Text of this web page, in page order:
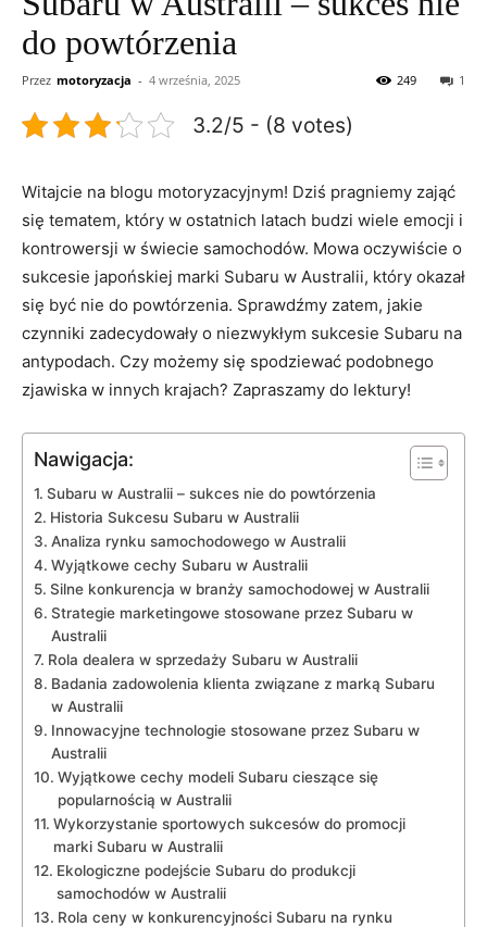
do powtórzenia
Przez motoryzacja - 4 września, 2025 1
249
3.2/5 - (8 votes)
Witajcie na blogu ‍motoryzacyjnym! Dziś pragniemy zająć
się tematem, który w ostatnich latach⁤ budzi wiele emocji i⁤
kontrowersji w świecie samochodów. Mowa oczywiście o
sukcesie japońskiej marki Subaru‌ w Australii,⁢ który ⁢okazał
się być ‌nie do powtórzenia. Sprawdźmy zatem, jakie
czynniki zadecydowały o niezwykłym sukcesie Subaru⁤ na
antypodach. Czy możemy⁣ się spodziewać podobnego
zjawiska w innych krajach? Zapraszamy⁤ do lektury!
Nawigacja:
Subaru w ⁢Australii –‌ sukces nie do powtórzenia
Historia Sukcesu Subaru w Australii
Analiza ‌rynku samochodowego w Australii
Wyjątkowe cechy​ Subaru w Australii
Silne konkurencja w branży samochodowej w‍ Australii
Strategie ‍marketingowe stosowane przez Subaru⁢ w
Australii
Rola dealera w sprzedaży⁣ Subaru w Australii
Badania zadowolenia ​klienta związane z marką Subaru
⁤w Australii
Innowacyjne technologie ⁣stosowane przez Subaru w⁢
Australii
Wyjątkowe⁢ cechy modeli Subaru cieszące się
popularnością w​ Australii
Wykorzystanie⁣ sportowych sukcesów do promocji
marki Subaru⁢ w ‌Australii
Ekologiczne podejście Subaru do produkcji
samochodów w Australii
Rola ceny w konkurencyjności Subaru na rynku